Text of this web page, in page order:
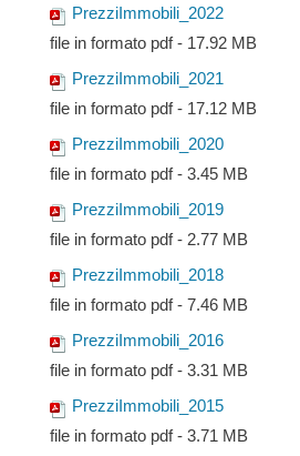
PrezziImmobili_2022
file in formato pdf - 17.92 MB
PrezziImmobili_2021
file in formato pdf - 17.12 MB
PrezziImmobili_2020
file in formato pdf - 3.45 MB
PrezziImmobili_2019
file in formato pdf - 2.77 MB
PrezziImmobili_2018
file in formato pdf - 7.46 MB
PrezziImmobili_2016
file in formato pdf - 3.31 MB
PrezziImmobili_2015
file in formato pdf - 3.71 MB